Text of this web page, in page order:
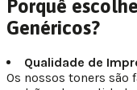
Porquê
Genéricos?
Qualidade de
Os nossos toners